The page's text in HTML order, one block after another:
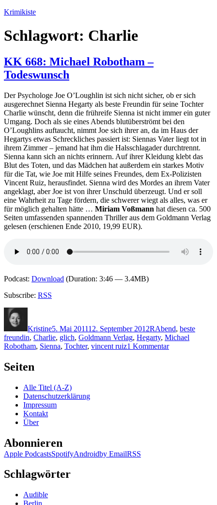
Zum
springen
Krimikiste
Schlagwort: Charlie
KK 668: Michael Robotham –
Todeswunsch
Der Psychologe Joe O’Loughlin ist sich nicht sicher, ob er sich
ausgerechnet Sienna Hegarty als beste Freundin für seine Tochter
Charlie wünscht, denn die frühreife Sienna ist nicht immer ein guter
Umgang. Doch als sie eines Abends blutüberströmt bei den
O’Loughlins auftaucht, nimmt Joe sich ihrer an, da im Haus der
Hegartys etwas Schreckliches passiert ist: Siennas Vater liegt tot in
ihrem Zimmer – jemand hat ihm die Halsschlagader durchtrennt.
Sienna kann sich an nichts erinnern. Auf ihrer Kleidung klebt das
Blut des Toten, und das Mädchen hat außerdem ein starkes Motiv
für die Tat, wie Joe mit Hilfe seines Freundes, dem Ex-Polizisten
Vincent Ruiz, herausfindet. Sienna wird des Mordes an ihrem Vater
angeklagt, aber Joe ist von ihrer Unschuld überzeugt. Und er soll
eine Wahrheit zu Tage fördern, die schwerer wiegt als alles, was er
für möglich gehalten hätte … Miriam Voßmann hat diesen ca. 500
Seiten umfassenden spannenden Thriller aus dem Goldmann Verlag
gelesen (erschienen Ende 2010, 19,99 EUR).
Podcast: Download (Duration: 3:46 — 3.4MB)
Subscribe: RSS
Kristine5. Mai 201112. September 2012RAbend, beste
freundin, Charlie, glich, Goldmann Verlag, Hegarty, Michael
Robotham, Sienna, Tochter, vincent ruiz1 Kommentarzu
Seiten
Alle Titel (A-Z)
Datenschutzerklärung
Impressum
Kontakt
Über
Abonnieren
Apple PodcastsSpotifyAndroidby EmailRSS
Schlagwörter
Audible